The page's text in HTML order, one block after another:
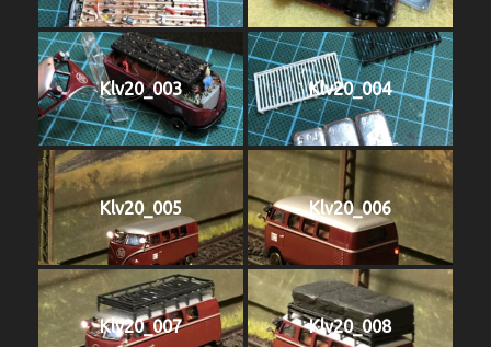
Klv20_003 Klv20_004
Klv20_005 Klv20_006
Klv20_007 Klv20_008